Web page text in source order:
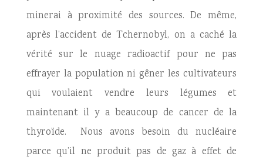
minerai à proximité des sources. De même,
après l’accident de Tchernobyl, on a caché la
vérité sur le nuage radioactif pour ne pas
effrayer la population ni gêner les cultivateurs
qui voulaient vendre leurs légumes et
maintenant il y a beaucoup de cancer de la
thyroïde. Nous avons besoin du nucléaire
parce qu’il ne produit pas de gaz à effet de